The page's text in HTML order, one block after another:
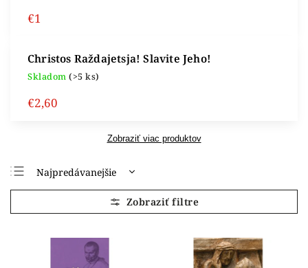
€1
Christos Raždajetsja! Slavite Jeho!
Skladom (>5 ks)
€2,60
Zobraziť viac produktov
Najpredávanejšie
Najlacnejšie
Najdrahšie
Abecedne